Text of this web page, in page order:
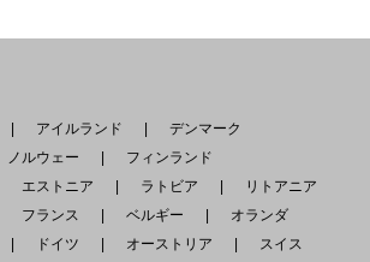
アイルランド
デンマーク
ノルウェー
フィンランド
エストニア ラトビア
リトアニア
フランス ベルギー
オランダ
ドイツ オーストリア
スイス